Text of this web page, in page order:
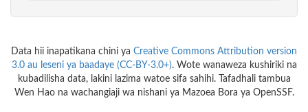
Data hii inapatikana chini ya Creative Commons Attribution version
3.0 au leseni ya baadaye (CC-BY-3.0+). Wote wanaweza kushiriki na
kubadilisha data, lakini lazima watoe sifa sahihi. Tafadhali tambua
Wen Hao na wachangiaji wa nishani ya Mazoea Bora ya OpenSSF.